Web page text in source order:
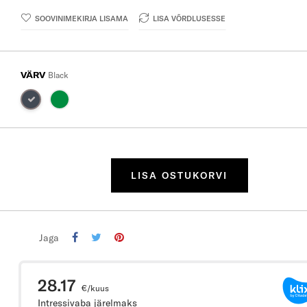
SOOVINIMEKIRJA LISAMA LISA VÕRDLUSESSE
VÄRV Black
LISA OSTUKORVI
Jaga